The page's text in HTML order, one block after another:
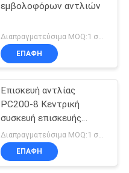
εμβολοφόρων αντλιών
ΕΠΑΦΉ
Επισκευή αντλίας
PC200-8 Κεντρική
συσκευή επισκευής
αντλίας
ΕΠΑΦΉ